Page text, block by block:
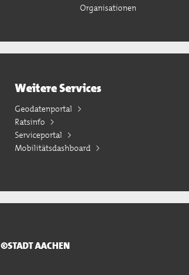
Organisationen
Weitere Services
Geodatenportal
Ratsinfo
Serviceportal
Mobilitätsdashboard
©STADT AACHEN